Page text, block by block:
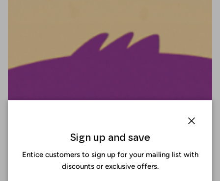
Sign up and save
Entice customers to sign up for your mailing list with
discounts or exclusive offers.